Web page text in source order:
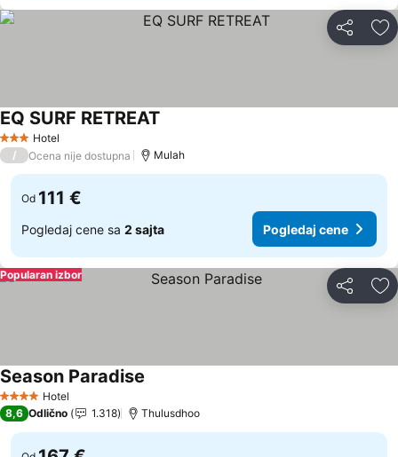
Deli
3 Zvezdice
Hotel
EQ SURF RETREAT
/ Ocena nije dostupna Mulah
Od 111 €
Pogledaj cene sa 2 sajta Pogledaj cene
Deli
Popularan izbor
4 ZvezdiceHotel
Season Paradise
8,6 Odlično 1.318 Thulusdhoo